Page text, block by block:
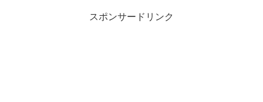
スポンサードリンク